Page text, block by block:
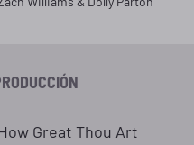
Great Thou Art